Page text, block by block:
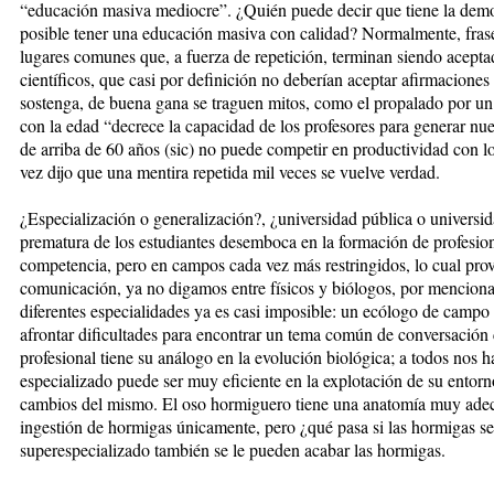
“educación masiva mediocre”. ¿Quién puede decir que tiene la
posible tener una educación masiva con calidad? Normalmente,
lugares comunes que, a fuerza de repetición, terminan siendo
científicos, que casi por definición no deberían aceptar
sostenga, de buena gana se traguen mitos, como el propalado por
con la edad “decrece la capacidad de los profesores para generar
de arriba de 60 años (sic) no puede competir en productividad con
vez dijo que una mentira repetida mil veces se vuelve verdad.
¿Especialización o generalización?, ¿universidad pública o
prematura de los estudiantes desemboca en la formación de
competencia, pero en campos cada vez más restringidos, lo cual
comunicación, ya no digamos entre físicos y biólogos, por
diferentes especialidades ya es casi imposible: un ecólogo de
afrontar dificultades para encontrar un tema común de
profesional tiene su análogo en la evolución biológica; a todos nos
especializado puede ser muy eficiente en la explotación de su
cambios del mismo. El oso hormiguero tiene una anatomía muy
ingestión de hormigas únicamente, pero ¿qué pasa si las hormigas
superespecializado también se le pueden acabar las hormigas.